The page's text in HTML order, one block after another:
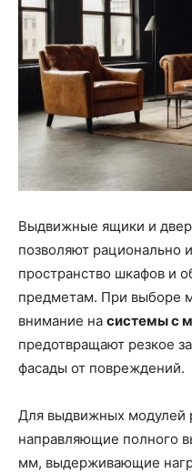
Выдвижные ящики и
позволяют рационально
пространство шкафов и
предметам. При выборе
внимание на системы с
предотвращают резкое
фасады от повреждений.
Для выдвижных модулей
направляющие полного
мм, выдерживающие